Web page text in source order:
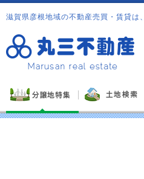
滋賀県彦根地域の不動産売買・賃貸は